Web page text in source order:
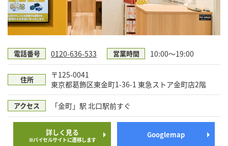
電話番号 0120-636-533 営業時間 10:00～19:00
住所
〒125-0041
東京都葛飾区東金町1-36-1 東急ストア金町店2階
アクセス 「金町」駅 北口駅前すぐ
詳しく見る
※バイセルサイトに遷移します
Googlemap